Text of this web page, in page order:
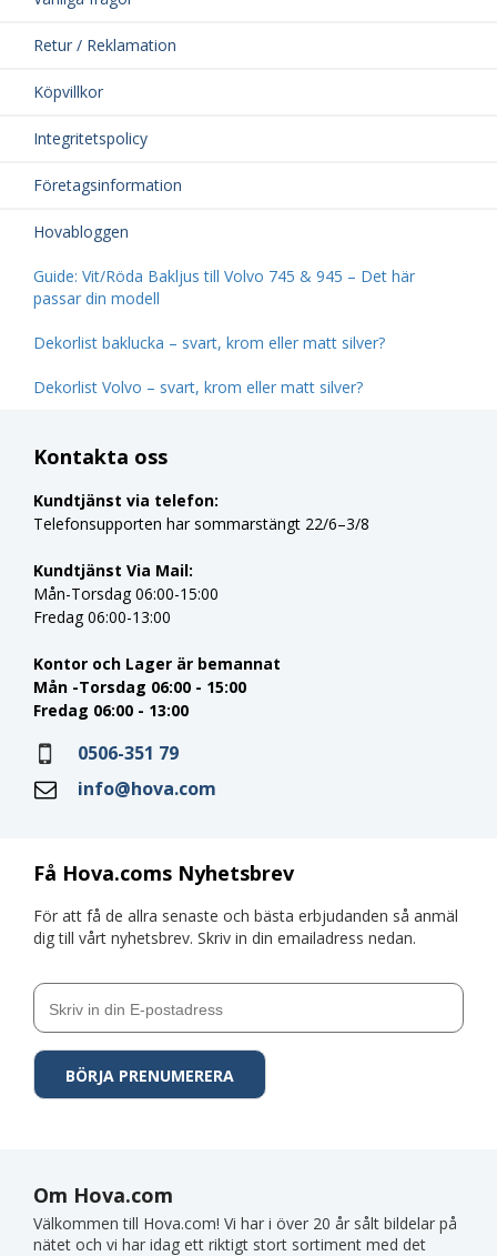
Retur / Reklamation
Köpvillkor
Integritetspolicy
Företagsinformation
Hovabloggen
Guide: Vit/Röda Bakljus till Volvo 745 & 945 – Det här
passar din modell
Dekorlist baklucka – svart, krom eller matt silver?
Dekorlist Volvo – svart, krom eller matt silver?
Få Hova.coms Nyhetsbrev
För att få de allra senaste och bästa erbjudanden så anmäl
dig till vårt nyhetsbrev. Skriv in din emailadress nedan.
Kontakta oss
Kundtjänst via telefon:
Telefonsupporten har sommarstängt 22/6–3/8
Kundtjänst Via Mail:
Mån-Torsdag 06:00-15:00
Fredag 06:00-13:00
Kontor och Lager är bemannat
Mån -Torsdag 06:00 - 15:00
Fredag 06:00 - 13:00
0506-351 79
info@hova.com
Om Hova.com
Välkommen till Hova.com! Vi har i över 20 år sålt bildelar på
nätet och vi har idag ett riktigt stort sortiment med det